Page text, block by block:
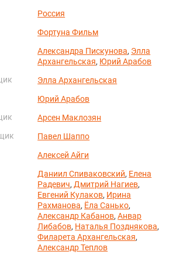
Россия
Фортуна Фильм
Александра Пискунова, Элла
Архангельская, Юрий Арабов
Элла Архангельская
Юрий Арабов
Арсен Маклозян
Павел Шаппо
Алексей Айги
Даниил Спиваковский, Елена
Радевич, Дмитрий Нагиев,
Евгений Кулаков, Ирина
Рахманова, Ёла Санько,
Александр Кабанов,Анвар
Либабов, Наталья Позднякова,
Филарета Архангельская,
Александр Теплов